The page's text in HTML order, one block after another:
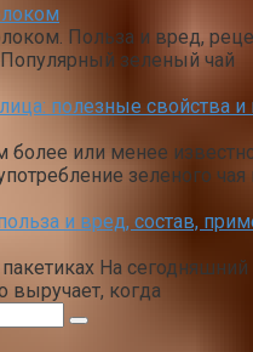
Польза и вред,
зеленый чай
полезные свойства
более или менее
зеленого чая
и вред, состав,
На
выручает, когда